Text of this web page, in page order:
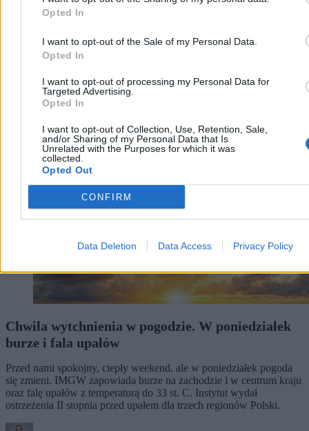
Opted In
I want to opt-out of the Sale of my Personal Data.
Opted In
I want to opt-out of processing my Personal Data for
Targeted Advertising.
Opted In
I want to opt-out of Collection, Use, Retention, Sale,
and/or Sharing of my Personal Data that Is
Unrelated with the Purposes for which it was
collected.
Opted Out
CONFIRM
Data Deletion Data Access Privacy Policy
to Rosja atakuje sąsiadów – zbrojnie i hybrydowo.
Aleksandra Cieślik
Kraj
Chwila wytchnienia w pogodzie. W poniedziałek
burze i fala upałów
Przed nami spokojny, ciepły weekend, ale w poniedziałek pogoda
się zmieni. IMGW zapowiada burze na zachodzie i w centrum kraju
oraz falę upałów z temperaturą do 33 st. C. Instytut wydał
ostrzeżenia II stopnia przed upałem dla trzech regionów Polski.